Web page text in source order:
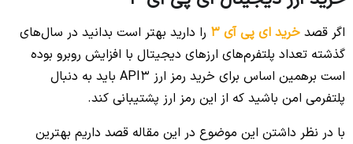
اگر قصد خرید ای پی آی 3
را دارید بهتر است بدانید در سال‌های
گذشته تعداد پلتفرم‌های ارزهای دیجیتال با افزایش روبرو بوده
است برهمین اساس برای خرید رمز ارز API3 باید به دنبال
پلتفرمی امن باشید که از این رمز ارز پشتیبانی کند.
با در نظر داشتن این موضوع در این مقاله قصد داریم بهترین